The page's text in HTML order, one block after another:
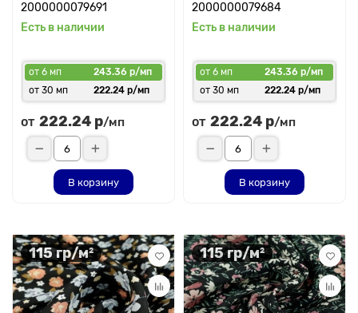
2000000079691
Есть в наличии
от 6 мп
243.36 р/мп
от 30 мп
222.24 р/мп
от 222.24 р/мп
В корзину
2000000079684
Есть в наличии
от 6 мп
243.36 р/мп
от 30 мп
222.24 р/мп
от 222.24 р/мп
В корзину
115 гр/м² 115 гр/м²